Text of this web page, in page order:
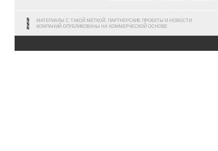
МАТЕРИАЛЫ С ТАКОЙ МЕТКОЙ, ПАРТНЕРСКИЕ ПРОЕКТЫ И НОВОСТИ
КОМПАНИЙ ОПУБЛИКОВАНЫ НА КОММЕРЧЕСКОЙ ОСНОВЕ